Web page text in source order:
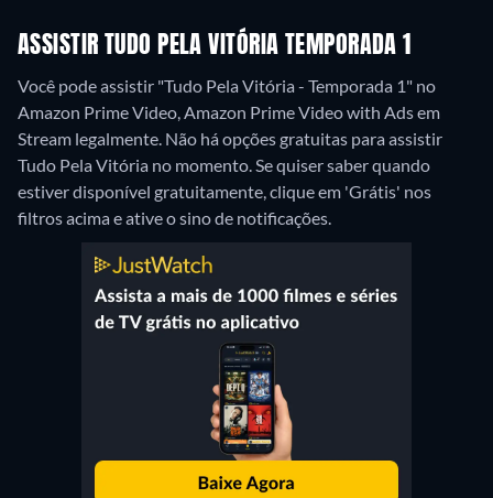
ASSISTIR TUDO PELA VITÓRIA TEMPORADA 1
Você pode assistir "Tudo Pela Vitória - Temporada 1" no
Amazon Prime Video, Amazon Prime Video with Ads em
Stream legalmente. Não há opções gratuitas para assistir
Tudo Pela Vitória no momento. Se quiser saber quando
estiver disponível gratuitamente, clique em 'Grátis' nos
filtros acima e ative o sino de notificações.